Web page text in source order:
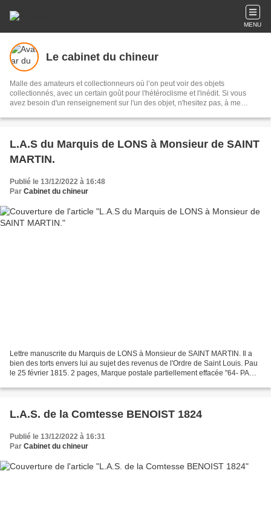
MENU
Le cabinet du chineur
Malle des amateurs et collectionneurs où l’on peut voir des objets
collectionnés, avec un certain goût pour l'hétéroclisme et l'inédit. Si vous
avez besoin d'un renseignement sur l'un des objet, n'hesitez pas, à me
L.A.S du Marquis de LONS à Monsieur de SAINT
MARTIN.
Publié le 13/12/2022 à 16:48
Par Cabinet du chineur
Lettre manuscrite du Marquis de LONS à Monsieur de SAINT MARTIN. Il a
bien des torts envers lui au sujet des revenus de l'Ordre de Saint Louis. Pau
le 25 février 1815. 2 pages, Marque postale partiellement effacée "64- PAU"
L.A.S. de la Comtesse BENOIST 1824
Publié le 13/12/2022 à 16:31
Par Cabinet du chineur